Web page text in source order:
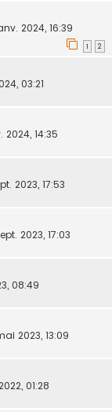
2024, 16:39
1 2
03:21
2024, 14:35
2023, 17:53
2023, 17:03
08:49
2023, 13:09
01:28